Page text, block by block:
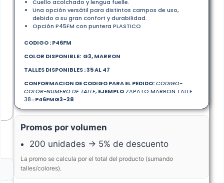
Cuello acolchado y lengua fuelle.
Una opción versátil para distintos campos de uso,
debido a su gran confort y durabilidad.
Opción P45FM con puntera PLASTICO
CODIGO : P46FM
COLOR DISPONIBLE: G3, MARRON
TALLES DISPONIBLES : 35 AL 47
CONFORMACION DE CODIGO PARA EL PEDIDO:CODIGO-
COLOR-NUMERO DE TALLE, EJEMPLO ZAPATO MARRON TALLE
38=P46FMG3-38
Promos por volumen
200 unidades → 5% de descuento
La promo se calcula por el total del producto (sumando
talles/colores).